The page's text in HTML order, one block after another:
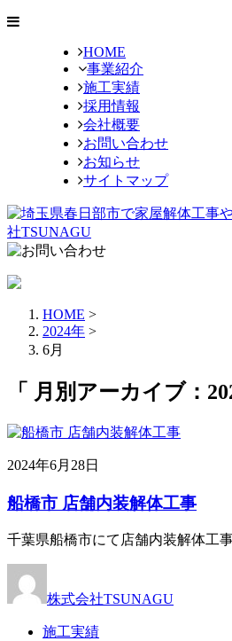
HOME
事業紹介
施工実績
採用情報
会社概要
お問い合わせ
お知らせ
サイトマップ
HOME >
2024年 >
6月
「 月別アーカイブ：
2024年6月28日
船橋市 店舗内装解体工事
千葉県船橋市にて店舗内装解体工
株式会社TSUNAGU
施工実績